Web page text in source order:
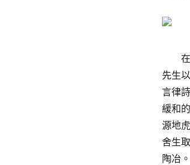
先生
言律
緩和
源地
舍生
陶冶。